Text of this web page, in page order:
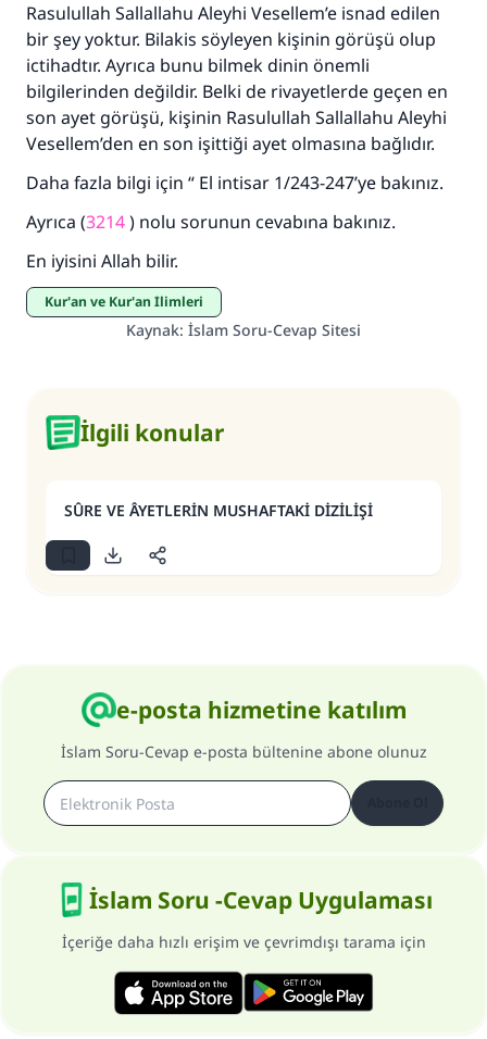
Rasulullah Sallallahu Aleyhi Vesellem’e isnad edilen
bir şey yoktur. Bilakis söyleyen kişinin görüşü olup
ictihadtır. Ayrıca bunu bilmek dinin önemli
bilgilerinden değildir. Belki de rivayetlerde geçen en
son ayet görüşü, kişinin Rasulullah Sallallahu Aleyhi
Vesellem’den en son işittiği ayet olmasına bağlıdır.
Daha fazla bilgi için “ El intisar 1/243-247’ye bakınız.
Ayrıca (3214) nolu sorunun cevabına bakınız.
En iyisini Allah bilir.
Kur'an ve Kur'an İlimleri
Kaynak: İslam Soru-Cevap Sitesi
İlgili konular
SÛRE VE ÂYETLERİN MUSHAFTAKİ DİZİLİŞİ
e-posta hizmetine katılım
İslam Soru-Cevap e-posta bültenine abone olunuz
İslam Soru -Cevap Uygulaması
İçeriğe daha hızlı erişim ve çevrimdışı tarama için